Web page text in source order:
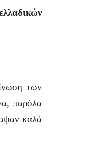
των
παρόλα
καλά